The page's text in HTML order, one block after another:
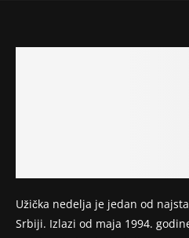
Užička nedelja je jedan od
Srbiji. Izlazi od maja 1994.